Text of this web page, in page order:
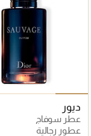
ديور
عطر سوفاج
عطور رجالية